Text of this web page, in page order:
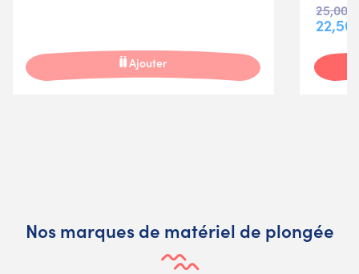
Ajouter
25,00
Nos marques de matériel de plongée